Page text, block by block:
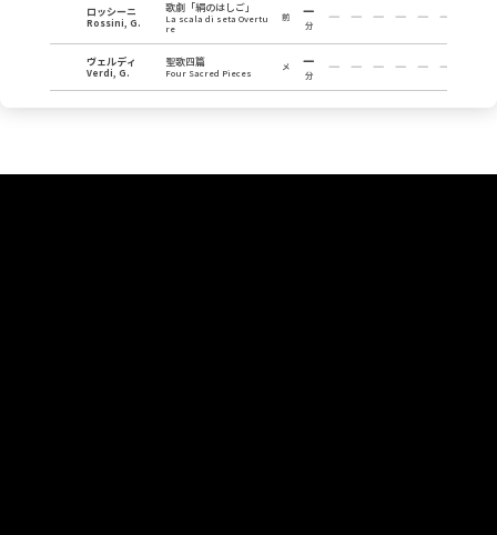
ロッシーニ
Rossini, G.
歌劇「絹のはしご」
La scala di seta Overtu
re
前
分
ヴェルディ
Verdi, G.
聖歌四篇
Four Sacred Pieces
メ
分